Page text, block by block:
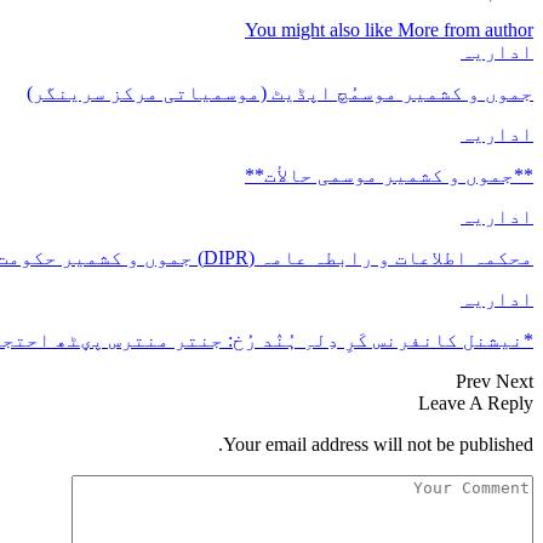
You might also like More from author
اداریہ
جموں و کشمیر موسمُچ اپڈیٹ (موسمیاتی مرکز سرینگر)
اداریہ
**جموں و كشمیر موسمی حالأت**
اداریہ
محکمہ اطلاعات و رابطہ عامہ (DIPR) جموں و کشمیر حکومت طرفہ بڑس پیمانس پیٹھ 17(سدہن)…
اداریہ
*نیشنل کانفرنس کَرِ دِلہِ ہُنٛد رُخ: جنتر منترس پؠٹھ
Prev Next
Leave A Reply
Your email address will not be published.